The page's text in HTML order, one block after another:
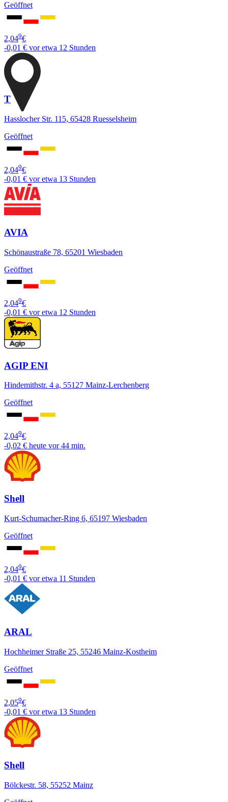
Geöffnet
2,049€
-0,01 € vor etwa 12 Stunden
T
Hasslocher Str. 115, 65428 Ruesselsheim
Geöffnet
2,049€
-0,01 € vor etwa 13 Stunden
AVIA
Schönaustraße 78, 65201 Wiesbaden
Geöffnet
2,049€
-0,01 € vor etwa 12 Stunden
AGIP ENI
Hindemithstr. 4 a, 55127 Mainz-Lerchenberg
Geöffnet
2,049€
-0,02 € heute vor 44 min.
Shell
Kurt-Schumacher-Ring 6, 65197 Wiesbaden
Geöffnet
2,049€
-0,01 € vor etwa 11 Stunden
ARAL
Hochheimer Straße 25, 55246 Mainz-Kostheim
Geöffnet
2,059€
-0,01 € vor etwa 13 Stunden
Shell
Bölckestr. 58, 55252 Mainz